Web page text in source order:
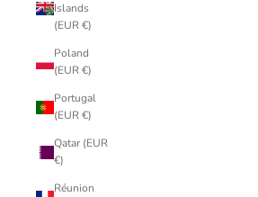
Islands
(EUR €)
Poland
(EUR €)
Portugal
(EUR €)
Qatar (EUR
€)
Réunion